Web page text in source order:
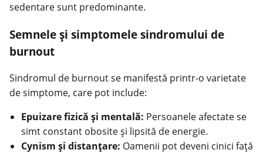
sedentare sunt predominante.
Semnele și simptomele sindromului de
burnout
Sindromul de burnout se manifestă printr-o varietate
de simptome, care pot include:
Epuizare fizică și mentală: Persoanele afectate se
simt constant obosite și lipsită de energie.
Cynism și distanțare: Oamenii pot deveni cinici față